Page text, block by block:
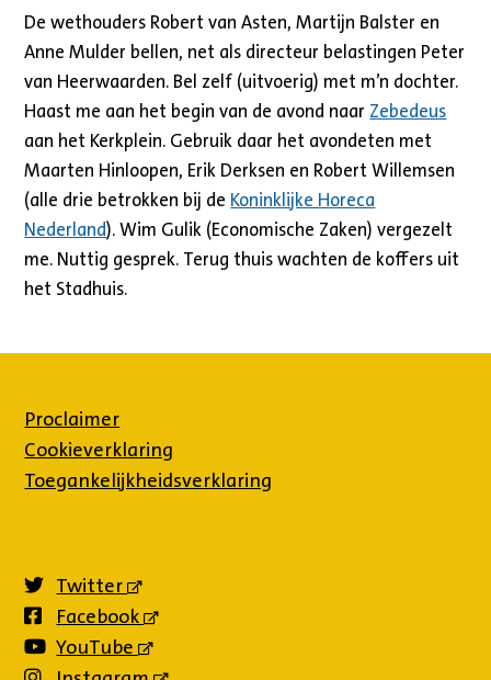
De wethouders Robert van Asten, Martijn Balster en
Anne Mulder bellen, net als directeur belastingen Peter
van Heerwaarden. Bel zelf (uitvoerig) met m’n dochter.
Haast me aan het begin van de avond naar Zebedeus
aan het Kerkplein. Gebruik daar het avondeten met
Maarten Hinloopen, Erik Derksen en Robert Willemsen
(alle drie betrokken bij de Koninklijke Horeca
Nederland). Wim Gulik (Economische Zaken) vergezelt
me. Nuttig gesprek. Terug thuis wachten de koffers uit
het Stadhuis.
Proclaimer
Cookieverklaring
Toegankelijkheidsverklaring
Twitter
(externe
Facebook
(externe
YouTube
(externe